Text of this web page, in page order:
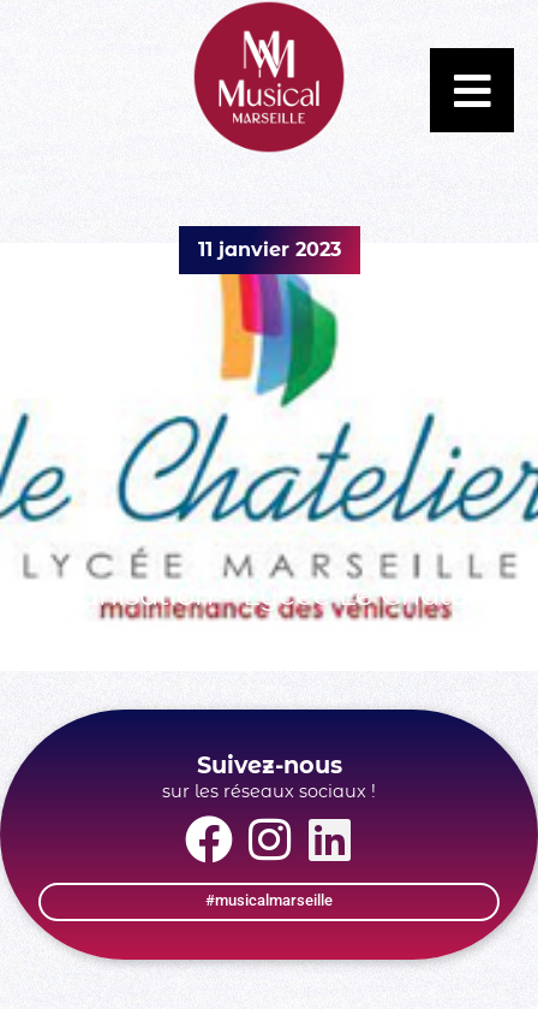
11 janvier 2023
Organisation – Lycée Le Châtelier
Suivez-nous
sur les réseaux sociaux !
#musicalmarseille